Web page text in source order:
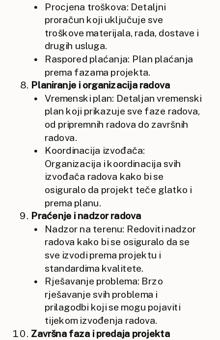
Procjena troškova: Detaljni
proračun koji uključuje sve
troškove materijala, rada, dostave i
drugih usluga.
Raspored plaćanja: Plan plaćanja
prema fazama projekta.
Planiranje i organizacija radova
Vremenski plan: Detaljan vremenski
plan koji prikazuje sve faze radova,
od pripremnih radova do završnih
radova.
Koordinacija izvođača:
Organizacija i koordinacija svih
izvođača radova kako bi se
osiguralo da projekt teče glatko i
prema planu.
Praćenje i nadzor radova
Nadzor na terenu: Redoviti nadzor
radova kako bi se osiguralo da se
sve izvodi prema projektu i
standardima kvalitete.
Rješavanje problema: Brzo
rješavanje svih problema i
prilagodbi koji se mogu pojaviti
tijekom izvođenja radova.
Završna faza i predaja projekta